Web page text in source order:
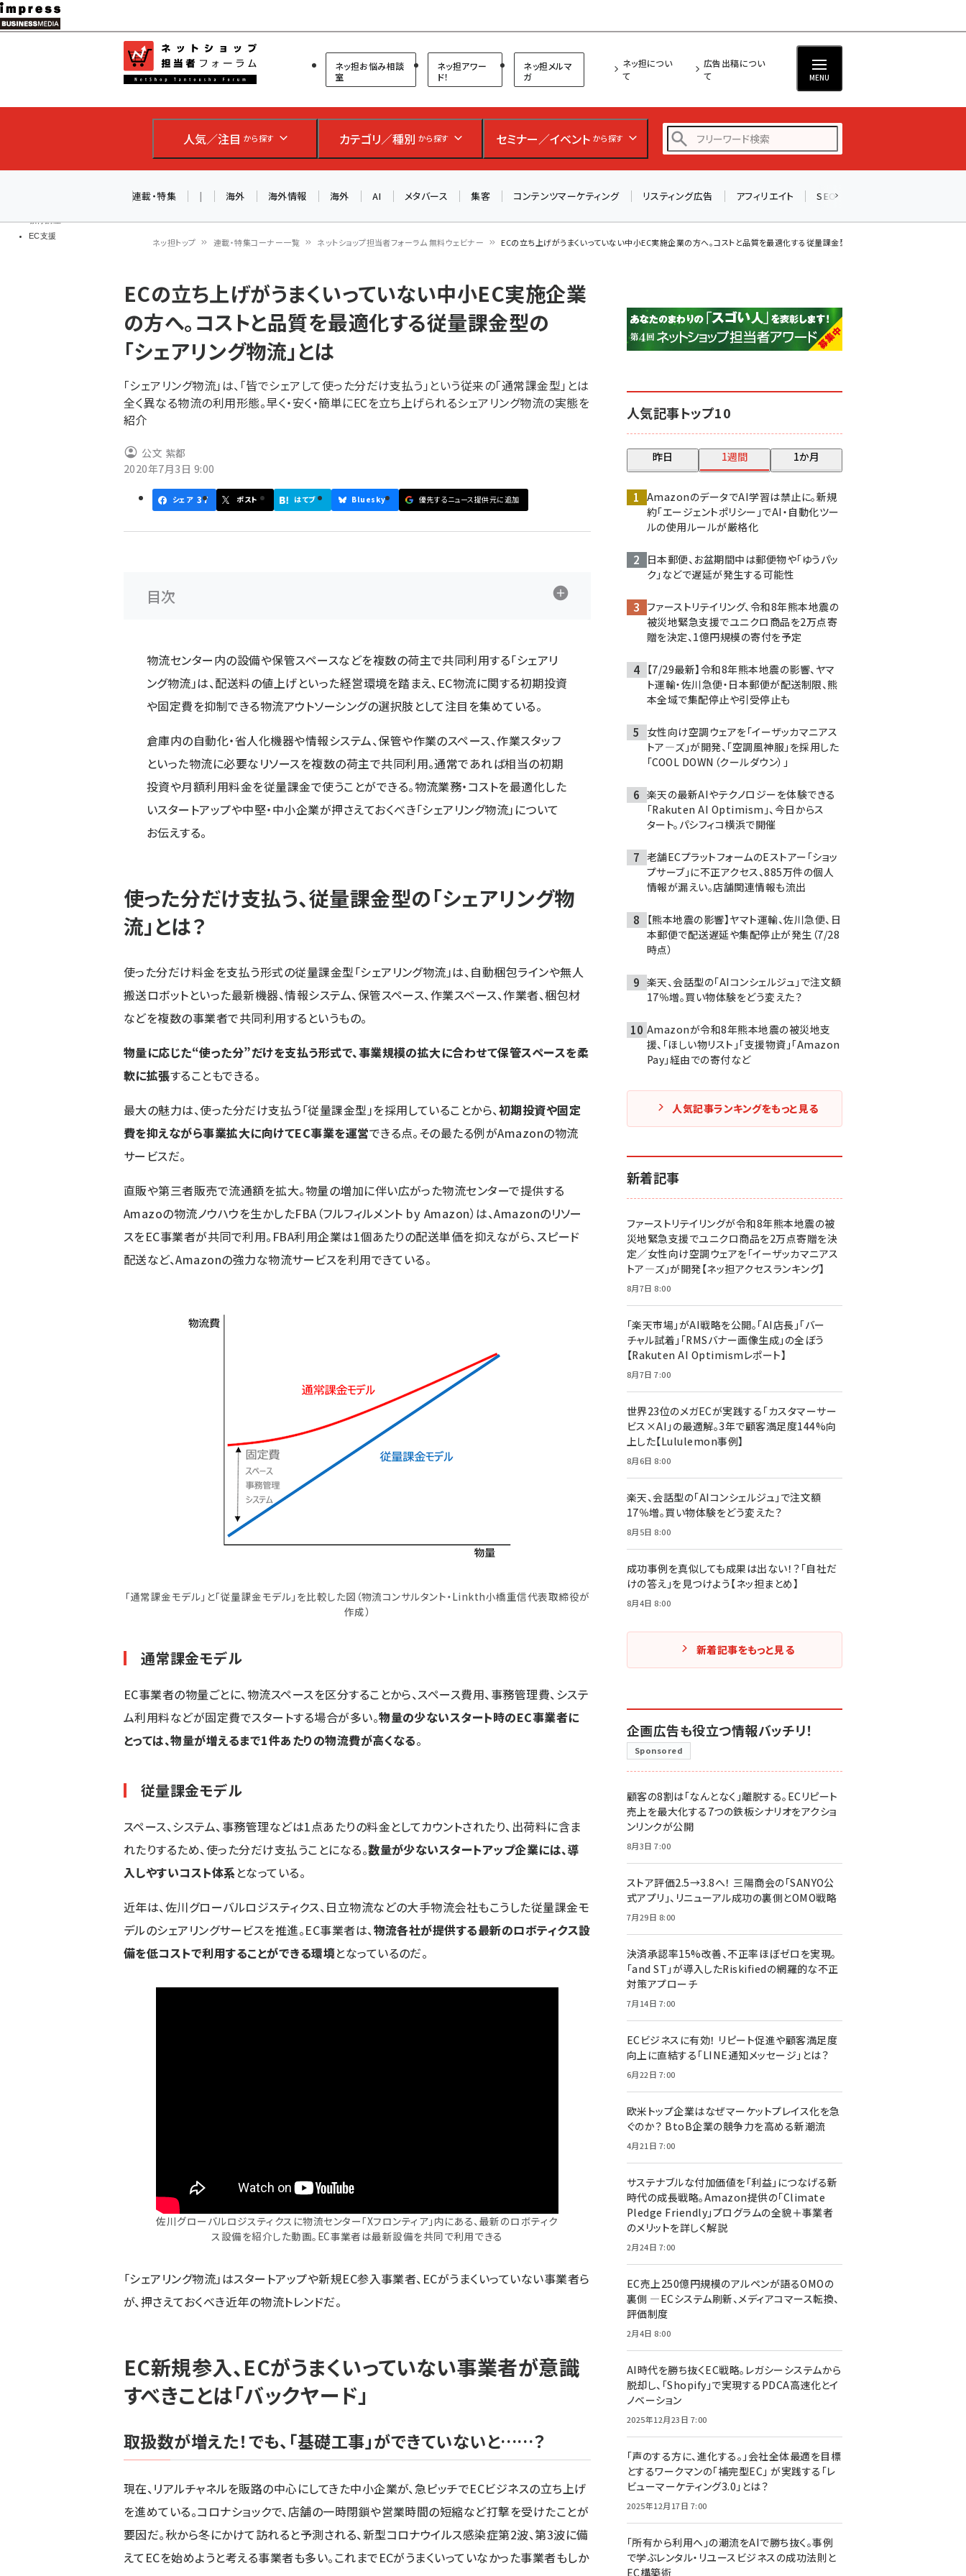
メ
イ
ン
ツ
移
教育講座
EC支援
ネットショップ担当者フォーラム
ネッ担お悩み相談
室
ネッ担アワー
ド！
ネッ担メルマ
ガ
ネッ担につい
て
広告出稿につい
て
MENU
人気／注目 から探す カテゴリ／種別 から探す セミナー／イベント から探す
yahoo (1906)
アスクル (1122)
base (1081)
連載・特集 | 海外 海外情報 海外 AI メタバース 集客 コンテンツマーケティング リスティング広告 アフィリエイト SEO
ン
く
ず
ネッ担トップ 連載・特集コーナー一覧 ネットショップ担当者フォーラム 無料ウェビナー ECの立ち上げがうまくいっていない中小EC実施企業の方へ。コストと品質を最適化する従量課金型の「シェアリング物流」とは
ECの立ち上げがうまくいっていない中小EC実施企業
の方へ。コストと品質を最適化する従量課金型の
「シェアリング物流」とは
「シェアリング物流」は、「皆でシェアして使った分だけ支払う」という従来の「通常課金型」とは
全く異なる物流の利用形態。早く・安く・簡単にECを立ち上げられるシェアリング物流の実態を
紹介
公文 紫都
2020年7月3日 9:00
シェア 37 ポスト はてブ Bluesky 優先するニュース提供元に追加
目次
物流センター内の設備や保管スペースなどを複数の荷主で共同利用する「シェアリ
ング物流」は、配送料の値上げといった経営環境を踏まえ、EC物流に関する初期投資
や固定費を抑制できる物流アウトソーシングの選択肢として注目を集めている。
倉庫内の自動化・省人化機器や情報システム、保管や作業のスペース、作業スタッフ
といった物流に必要なリソースを複数の荷主で共同利用。通常であれば相当の初期
投資や月額利用料金を従量課金で使うことができる。物流業務・コストを最適化した
いスタートアップや中堅・中小企業が押さえておくべき「シェアリング物流」について
お伝えする。
使った分だけ支払う、従量課金型の「シェアリング物
流」とは？
使った分だけ料金を支払う形式の従量課金型「シェアリング物流」は、自動梱包ラインや無人
搬送ロボットといった最新機器、情報システム、保管スペース、作業スペース、作業者、梱包材
などを複数の事業者で共同利用するというもの。
物量に応じた“使った分”だけを支払う形式で、事業規模の拡大に合わせて保管スペースを柔
軟に拡張することもできる。
最大の魅力は、使った分だけ支払う「従量課金型」を採用していることから、初期投資や固定
費を抑えながら事業拡大に向けてEC事業を運営できる点。その最たる例がAmazonの物流
サービスだ。
直販や第三者販売で流通額を拡大。物量の増加に伴い広がった物流センターで提供する
Amazoの物流ノウハウを生かしたFBA（フルフィルメント by Amazon）は、Amazonのリソー
スをEC事業者が共同で利用。FBA利用企業は1個あたりの配送単価を抑えながら、スピード
配送など、Amazonの強力な物流サービスを利用できている。
「通常課金モデル」と「従量課金モデル」を比較した図（物流コンサルタント・Linkth小橋重信代表取締役が
作成）
通常課金モデル
EC事業者の物量ごとに、物流スペースを区分することから、スペース費用、事務管理費、システ
ム利用料などが固定費でスタートする場合が多い。物量の少ないスタート時のEC事業者に
とっては、物量が増えるまで1件あたりの物流費が高くなる。
従量課金モデル
スペース、システム、事務管理などは1点あたりの料金としてカウントされたり、出荷料に含ま
れたりするため、使った分だけ支払うことになる。数量が少ないスタートアップ企業には、導
入しやすいコスト体系となっている。
近年は、佐川グローバルロジスティクス、日立物流などの大手物流会社もこうした従量課金モ
デルのシェアリングサービスを推進。EC事業者は、物流各社が提供する最新のロボティクス設
備を低コストで利用することができる環境となっているのだ。
佐川グローバルロジスティクスに物流センター「Xフロンティア」内にある、最新のロボティク
ス設備を紹介した動画。EC事業者は最新設備を共同で利用できる
「シェアリング物流」はスタートアップや新規EC参入事業者、ECがうまくいっていない事業者ら
が、押さえておくべき近年の物流トレンドだ。
EC新規参入、ECがうまくいっていない事業者が意識
すべきことは「バックヤード」
取扱数が増えた！でも、「基礎工事」ができていないと……？
現在、リアルチャネルを販路の中心にしてきた中小企業が、急ピッチでECビジネスの立ち上げ
を進めている。コロナショックで、店舗の一時閉鎖や営業時間の短縮など打撃を受けたことが
要因だ。秋から冬にかけて訪れると予測される、新型コロナウイルス感染症第2波、第3波に備
えてECを始めようと考える事業者も多い。これまでECがうまくいっていなかった事業者もしか
人気記事トップ10
昨日 1週間 1か月
AmazonのデータでAI学習は禁止に。新規
約「エージェントポリシー」でAI・自動化ツー
ルの使用ルールが厳格化
日本郵便、お盆期間中は郵便物や「ゆうパッ
ク」などで遅延が発生する可能性
ファーストリテイリング、令和8年熊本地震の
被災地緊急支援でユニクロ商品を2万点寄
贈を決定、1億円規模の寄付を予定
【7/29最新】令和8年熊本地震の影響、ヤマ
ト運輸・佐川急便・日本郵便が配送制限、熊
本全域で集配停止や引受停止も
女性向け空調ウェアを「イーザッカマニアス
トア―ズ」が開発、「空調風神服」を採用した
「COOL DOWN（クールダウン）」
楽天の最新AIやテクノロジーを体験できる
「Rakuten AI Optimism」、今日からス
タート。パシフィコ横浜で開催
老舗ECプラットフォームのEストアー「ショッ
プサーブ」に不正アクセス、885万件の個人
情報が漏えい。店舗関連情報も流出
【熊本地震の影響】ヤマト運輸、佐川急便、日
本郵便で配送遅延や集配停止が発生（7/28
時点）
楽天、会話型の「AIコンシェルジュ」で注文額
17％増。買い物体験をどう変えた？
Amazonが令和8年熊本地震の被災地支
援、「ほしい物リスト」「支援物資」「Amazon
Pay」経由での寄付など
人気記事ランキングをもっと見る
新着記事
ファーストリテイリングが令和8年熊本地震の被
災地緊急支援でユニクロ商品を2万点寄贈を決
定／女性向け空調ウェアを「イーザッカマニアス
トア―ズ」が開発【ネッ担アクセスランキング】
8月7日 8:00
「楽天市場」がAI戦略を公開。「AI店長」「バー
チャル試着」「RMSバナー画像生成」の全ぼう
【Rakuten AI Optimismレポート】
8月7日 7:00
世界23位のメガECが実践する「カスタマーサー
ビス×AI」の最適解。3年で顧客満足度144%向
上した【Lululemon事例】
8月6日 8:00
楽天、会話型の「AIコンシェルジュ」で注文額
17％増。買い物体験をどう変えた？
8月5日 8:00
成功事例を真似しても成果は出ない！？「自社だ
けの答え」を見つけよう【ネッ担まとめ】
8月4日 8:00
新着記事をもっと見る
企画広告も役立つ情報バッチリ！
Sponsored
顧客の8割は「なんとなく」離脱する。ECリピート
売上を最大化する7つの鉄板シナリオをアクショ
ンリンクが公開
8月3日 7:00
ストア評価2.5→3.8へ！ 三陽商会の「SANYO公
式アプリ」、リニューアル成功の裏側とOMO戦略
7月29日 8:00
決済承認率15%改善、不正率ほぼゼロを実現。
「and ST」が導入したRiskifiedの網羅的な不正
対策アプローチ
7月14日 7:00
ECビジネスに有効！ リピート促進や顧客満足度
向上に直結する「LINE通知メッセージ」とは？
6月22日 7:00
欧米トップ企業はなぜマーケットプレイス化を急
ぐのか？ BtoB企業の競争力を高める新潮流
4月21日 7:00
サステナブルな付加価値を「利益」につなげる新
時代の成長戦略。Amazon提供の「Climate
Pledge Friendly」プログラムの全貌＋事業者
のメリットを詳しく解説
2月24日 7:00
EC売上250億円規模のアルペンが語るOMOの
裏側 ―ECシステム刷新、メディアコマース転換、
評価制度
2月4日 8:00
AI時代を勝ち抜くEC戦略。レガシーシステムから
脱却し、「Shopify」で実現するPDCA高速化とイ
ノベーション
2025年12月23日 7:00
「声のする方に、進化する。」会社全体最適を目標
とするワークマンの「補完型EC」 が実践する「レ
ビューマーケティング3.0」とは？
2025年12月17日 7:00
「所有から利用へ」の潮流をAIで勝ち抜く。事例
で学ぶレンタル・リユースビジネスの成功法則と
EC構築術